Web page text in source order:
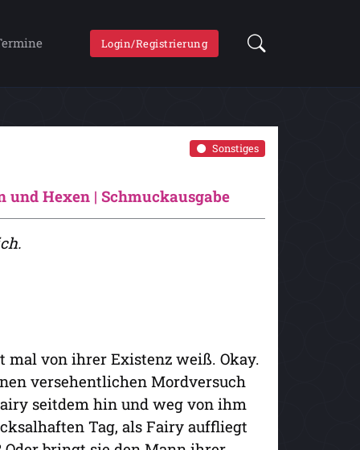
Login/Registrierung
Sonstiges
Hexen | Schmuckausgabe
von ihrer Existenz weiß. Okay.
versehentlichen Mordversuch
seitdem hin und weg von ihm
Tag, als Fairy auffliegt